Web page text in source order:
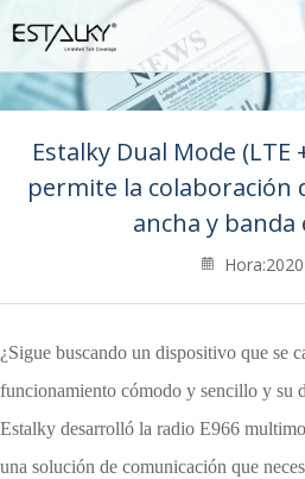
Estalky Dual Mode (LTE
permite la colaboración
ancha y banda
¿Sigue buscando un dispositivo que se
funcionamiento cómodo y sencillo y su
Estalky desarrolló la radio E966
una solución de comunicación que